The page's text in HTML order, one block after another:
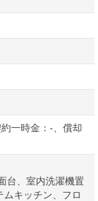
一時金：-、償却
台、室内洗濯機置
キッチン、フロ